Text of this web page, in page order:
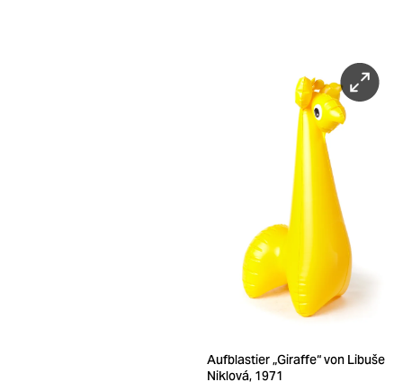
Aufblastier „Giraffe“ von Libuše
Niklová, 1971